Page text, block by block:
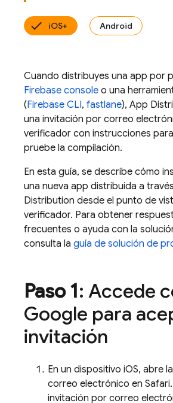
iOS+ Android
Cuando distribuyes una app por
Firebase console o una
(Firebase CLI, fastlane), App
una invitación por correo
verificador con instrucciones
pruebe la compilación.
En esta guía, se describe cómo
una nueva app distribuida a
Distribution desde el punto de
verificador. Para obtener
frecuentes o ayuda con la
consulta la guía de solución de
Paso 1: Accede
Google para
invitación
En un dispositivo iOS, abre
correo electrónico en
invitación por correo